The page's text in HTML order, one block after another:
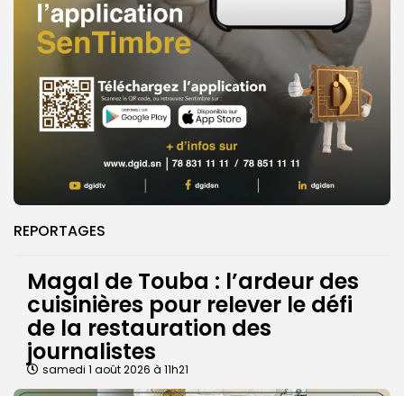
REPORTAGES
Magal de Touba : l’ardeur des
cuisinières pour relever le défi
de la restauration des
journalistes
samedi 1 août 2026 à 11h21